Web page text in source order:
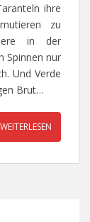
ihre
zu
in der
Spinnen nur
Und Verde
Brut…
WEITERLESEN